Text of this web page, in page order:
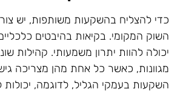
להצליח בהשקעות משותפות, יש
המקומי. בקיאות בהיבטים
להוות יתרון משמעותי. קהילות
כאשר כל אחת מהן מצריכה
בעמקי הגליל, לדוגמה,